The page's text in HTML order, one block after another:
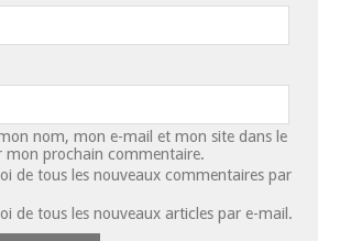
nom, mon e-mail et mon site dans le
mon prochain commentaire.
de tous les nouveaux commentaires par
de tous les nouveaux articles par e-mail.